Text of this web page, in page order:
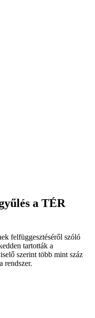
a TÉR
felfüggesztéséről szóló
tartották a
szerint több mint száz
rendszer.